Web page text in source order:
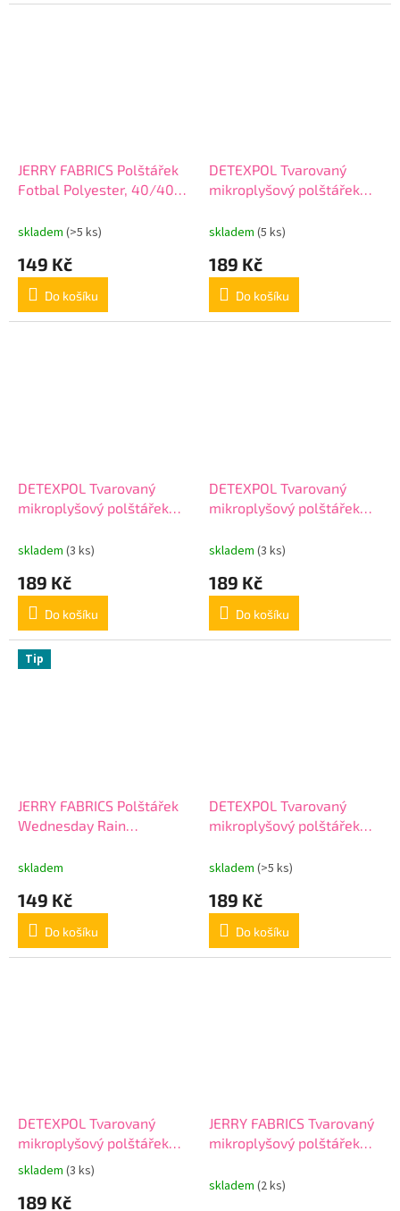
JERRY FABRICS Polštářek
Fotbal Polyester, 40/40
skladem (>5 ks)
149 Kč
Do košíku
DETEXPOL Tvarovaný
mikroplyšový polštářek
cm
skladem (5 ks)
189 Kč
Do košíku
DETEXPOL Tvarovaný
mikroplyšový polštářek
cm
skladem (3 ks)
189 Kč
Do košíku
DETEXPOL Tvarovaný
mikroplyšový polštářek
cm
skladem (3 ks)
189 Kč
Do košíku
Tip
JERRY FABRICS Polštářek
Wednesday Rain
skladem
149 Kč
Do košíku
DETEXPOL Tvarovaný
mikroplyšový polštářek
skladem (>5 ks)
189 Kč
Do košíku
DETEXPOL Tvarovaný
mikroplyšový polštářek
Jednorožec srdíčka
Polyester, 39x30 cm
Průměrné
produktu
skladem (3 ks)
189 Kč
JERRY FABRICS Tvarovaný
mikroplyšový polštářek
průměr 40 cm
skladem (2 ks)